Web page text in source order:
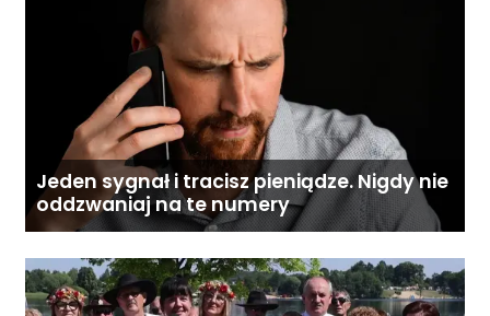
Jeden sygnał i tracisz pieniądze. Nigdy nie
oddzwaniaj na te numery